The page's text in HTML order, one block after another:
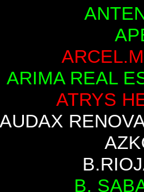
ARIMA REAL
ATRYS
AUDAX
B.